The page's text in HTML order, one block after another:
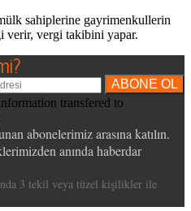
sahiplerine gayrimenkullerin
verir, vergi takibini yapar.
transfered to
abonelerimiz arasına katılın.
anında haberdar
3 tekil veya tüzel kişilikler ile